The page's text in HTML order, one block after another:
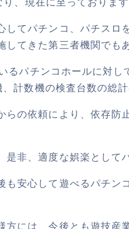
、現在に至っております
してパチンコ、パチス
てきた第三者機関でも
るパチンコホールに対
計数機の検査台数の総
の依頼により、依存防
非、適度な娯楽として
も安心して遊べるパチ
方には、今後とも遊技産